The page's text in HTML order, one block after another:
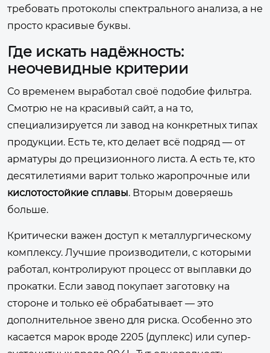
требовать протоколы спектрального анализа, а не
просто красивые буквы.
Где искать надёжность:
неочевидные критерии
Со временем выработал своё подобие фильтра.
Смотрю не на красивый сайт, а на то,
специализируется ли завод на конкретных типах
продукции. Есть те, кто делает всё подряд — от
арматуры до прецизионного листа. А есть те, кто
десятилетиями варит только жаропрочные или
кислотостойкие сплавы. Вторым доверяешь
больше.
Критически важен доступ к металлургическому
комплексу. Лучшие производители, с которыми
работал, контролируют процесс от выплавки до
прокатки. Если завод покупает заготовку на
стороне и только её обрабатывает — это
дополнительное звено для риска. Особенно это
касается марок вроде 2205 (дуплекс) или супер-